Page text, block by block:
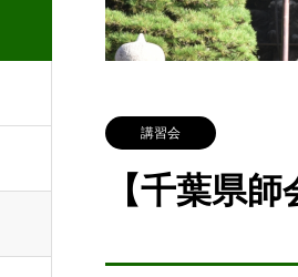
講習会
【千葉県